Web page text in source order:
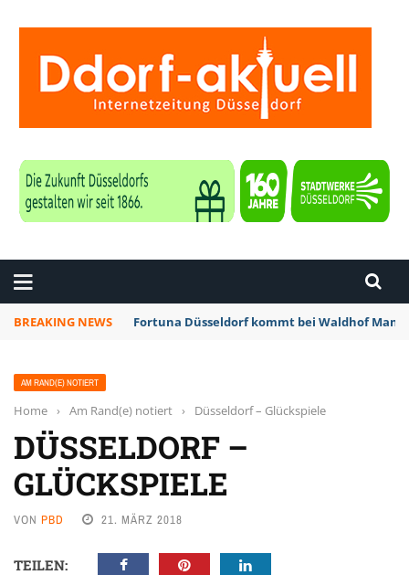
BREAKING NEWS Fortuna Düsseldorf kommt bei Waldhof
AM RAND(E) NOTIERT
Home › Am Rand(e) notiert › Düsseldorf – Glückspiele
DÜSSELDORF –
GLÜCKSPIELE
VON PBD 21. MÄRZ 2018
TEILEN: